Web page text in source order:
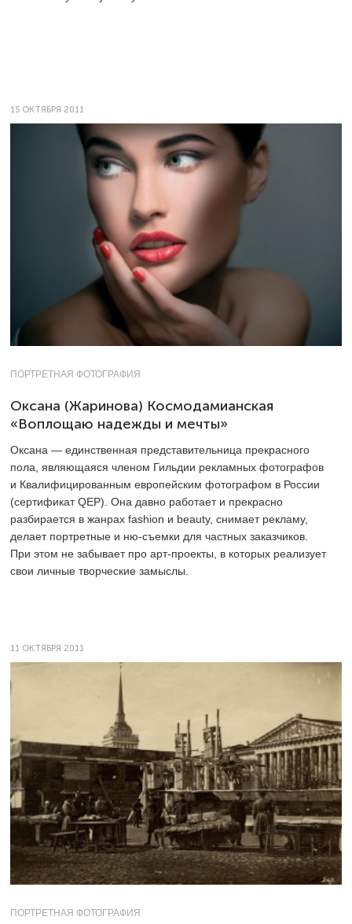
15 ОКТЯБРЯ 2011
ПОРТРЕТНАЯ ФОТОГРАФИЯ
Оксана (Жаринова) Космодамианская
«Воплощаю надежды и мечты»
Оксана — единственная представительница прекрасного
пола, являющаяся членом Гильдии рекламных фотографов
и Квалифицированным европейским фотографом в России
(сертификат QEP). Она давно работает и прекрасно
разбирается в жанрах fashion и beauty, снимает рекламу,
делает портретные и ню-съемки для частных заказчиков.
При этом не забывает про арт-проекты, в которых реализует
свои личные творческие замыслы.
11 ОКТЯБРЯ 2011
ПОРТРЕТНАЯ ФОТОГРАФИЯ